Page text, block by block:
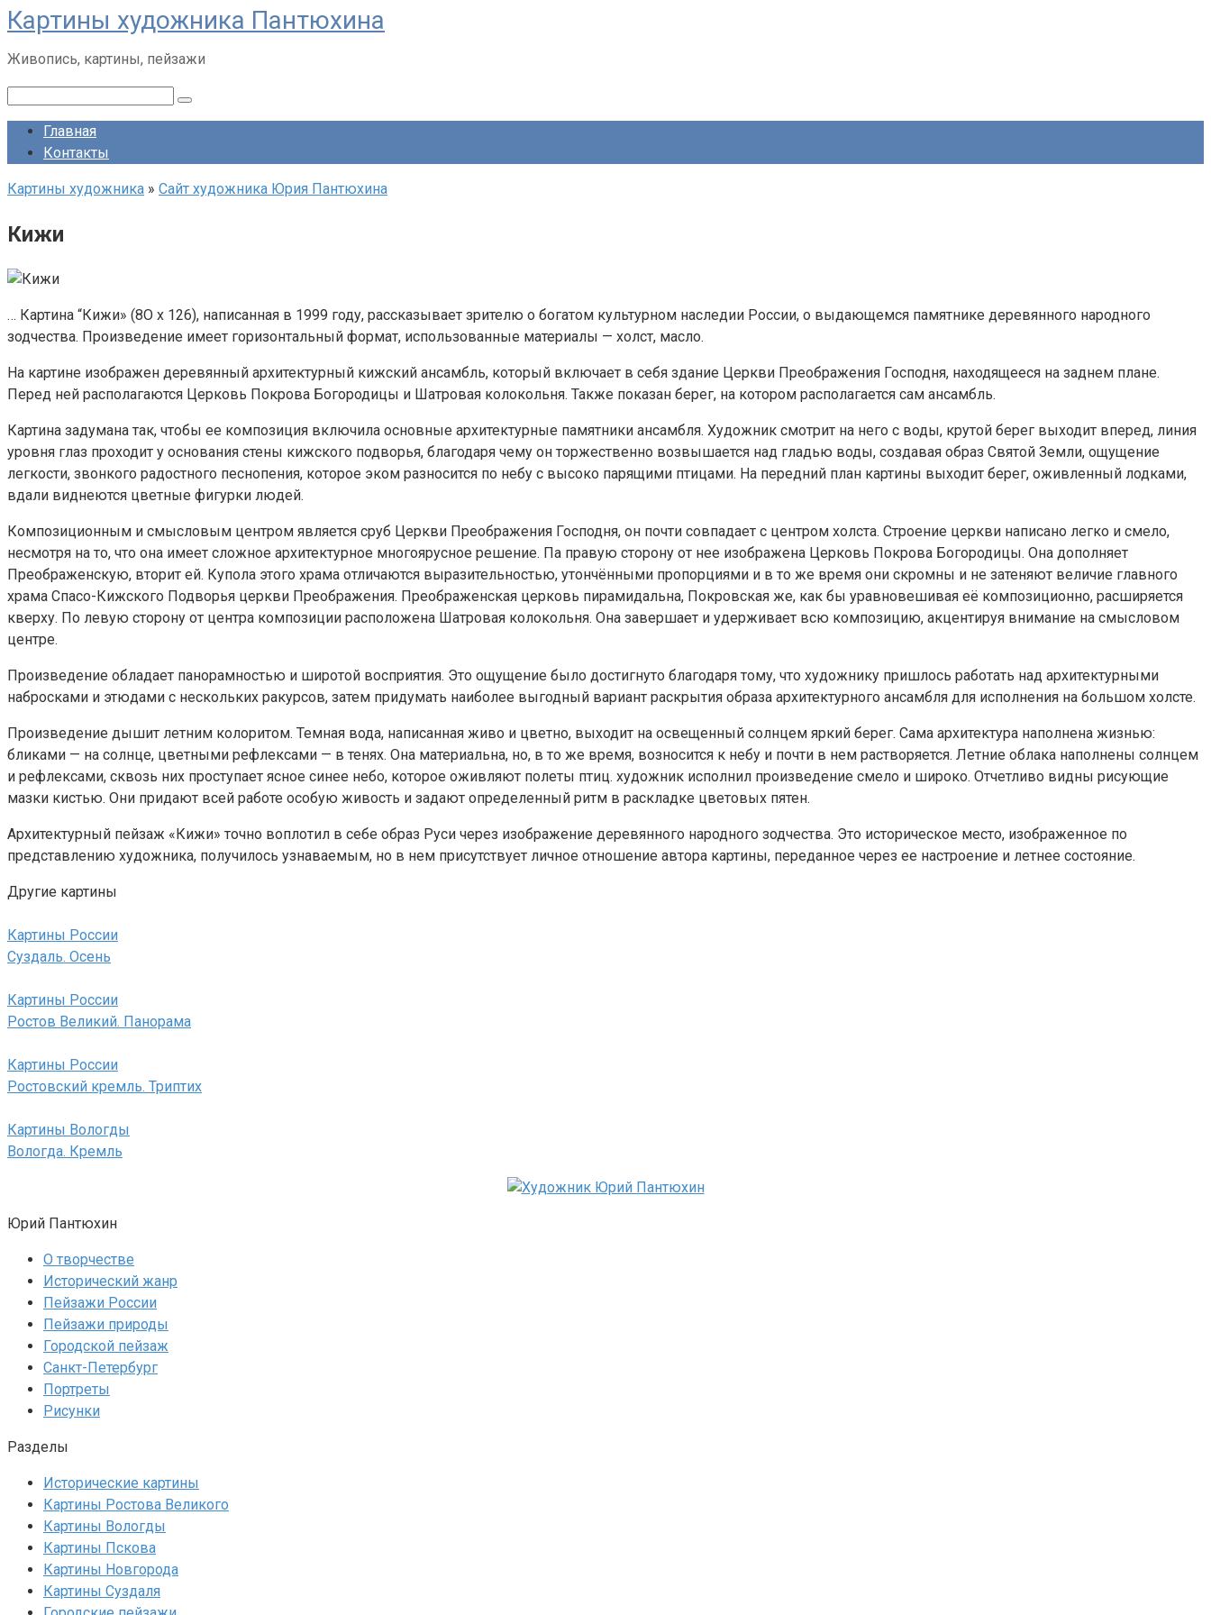
Перейти
к
контенту
Картины художника Пантюхина
Живопись, картины, пейзажи
Главная
Контакты
Картины художника » Сайт художника Юрия Пантюхина
Кижи
… Картина “Кижи» (8О х 126), написанная в 1999 году, рассказывает зрителю о богатом культурном наследии России, о выдающемся памятнике деревянного народного
зодчества. Произведение имеет горизонтальный формат, использованные материалы — холст, масло.
На картине изображен деревянный архитектурный кижский ансамбль, который включает в себя здание Церкви Преображения Господня, находящееся на заднем плане.
Перед ней располагаются Церковь Покрова Богородицы и Шатровая колокольня. Также показан берег, на котором располагается сам ансамбль.
Картина задумана так, чтобы ее композиция включила основные архитектурные памятники ансамбля. Художник смотрит на него с воды, крутой берег выходит вперед, линия
уровня глаз проходит у основания стены кижского подворья, благодаря чему он торжественно возвышается над гладью воды, создавая образ Святой Земли, ощущение
легкости, звонкого радостного песнопения, которое эком разносится по небу с высоко парящими птицами. На передний план картины выходит берег, оживленный лодками,
вдали виднеются цветные фигурки людей.
Композиционным и смысловым центром является сруб Церкви Преображения Господня, он почти совпадает с центром холста. Строение церкви написано легко и смело,
несмотря на то, что она имеет сложное архитектурное многоярусное решение. Па правую сторону от нее изображена Церковь Покрова Богородицы. Она дополняет
Преображенскую, вторит ей. Купола этого храма отличаются выразительностью, утончёнными пропорциями и в то же время они скромны и не затеняют величие главного
храма Спасо-Кижского Подворья церкви Преображения. Преображенская церковь пирамидальна, Покровская же, как бы уравновешивая её композиционно, расширяется
кверху. По левую сторону от центра композиции расположена Шатровая колокольня. Она завершает и удерживает всю композицию, акцентируя внимание на смысловом
центре.
Произведение обладает панорамностью и широтой восприятия. Это ощущение было достигнуто благодаря тому, что художнику пришлось работать над архитектурными
набросками и этюдами с нескольких ракурсов, затем придумать наиболее выгодный вариант раскрытия образа архитектурного ансамбля для исполнения на большом холсте.
Произведение дышит летним колоритом. Темная вода, написанная живо и цветно, выходит на освещенный солнцем яркий берег. Сама архитектура наполнена жизнью:
бликами — на солнце, цветными рефлексами — в тенях. Она материальна, но, в то же время, возносится к небу и почти в нем растворяется. Летние облака наполнены солнцем
и рефлексами, сквозь них проступает ясное синее небо, которое оживляют полеты птиц. художник исполнил произведение смело и широко. Отчетливо видны рисующие
мазки кистью. Они придают всей работе особую живость и задают определенный ритм в раскладке цветовых пятен.
Архитектурный пейзаж «Кижи» точно воплотил в себе образ Руси через изображение деревянного народного зодчества. Это историческое место, изображенное по
представлению художника, получилось узнаваемым, но в нем присутствует личное отношение автора картины, переданное через ее настроение и летнее состояние.
Другие картины
Картины России
Суздаль. Осень
Картины России
Ростов Великий. Панорама
Картины России
Ростовский кремль. Триптих
Картины Вологды
Вологда. Кремль
Юрий Пантюхин
О творчестве
Исторический жанр
Пейзажи России
Пейзажи природы
Городской пейзаж
Санкт-Петербург
Портреты
Рисунки
Разделы
Исторические картины
Картины Ростова Великого
Картины Вологды
Картины Пскова
Картины Новгорода
Картины Суздаля